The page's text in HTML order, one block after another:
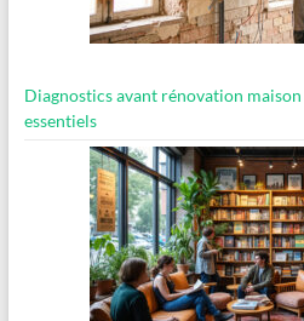
Diagnostics avant rénovation
essentiels